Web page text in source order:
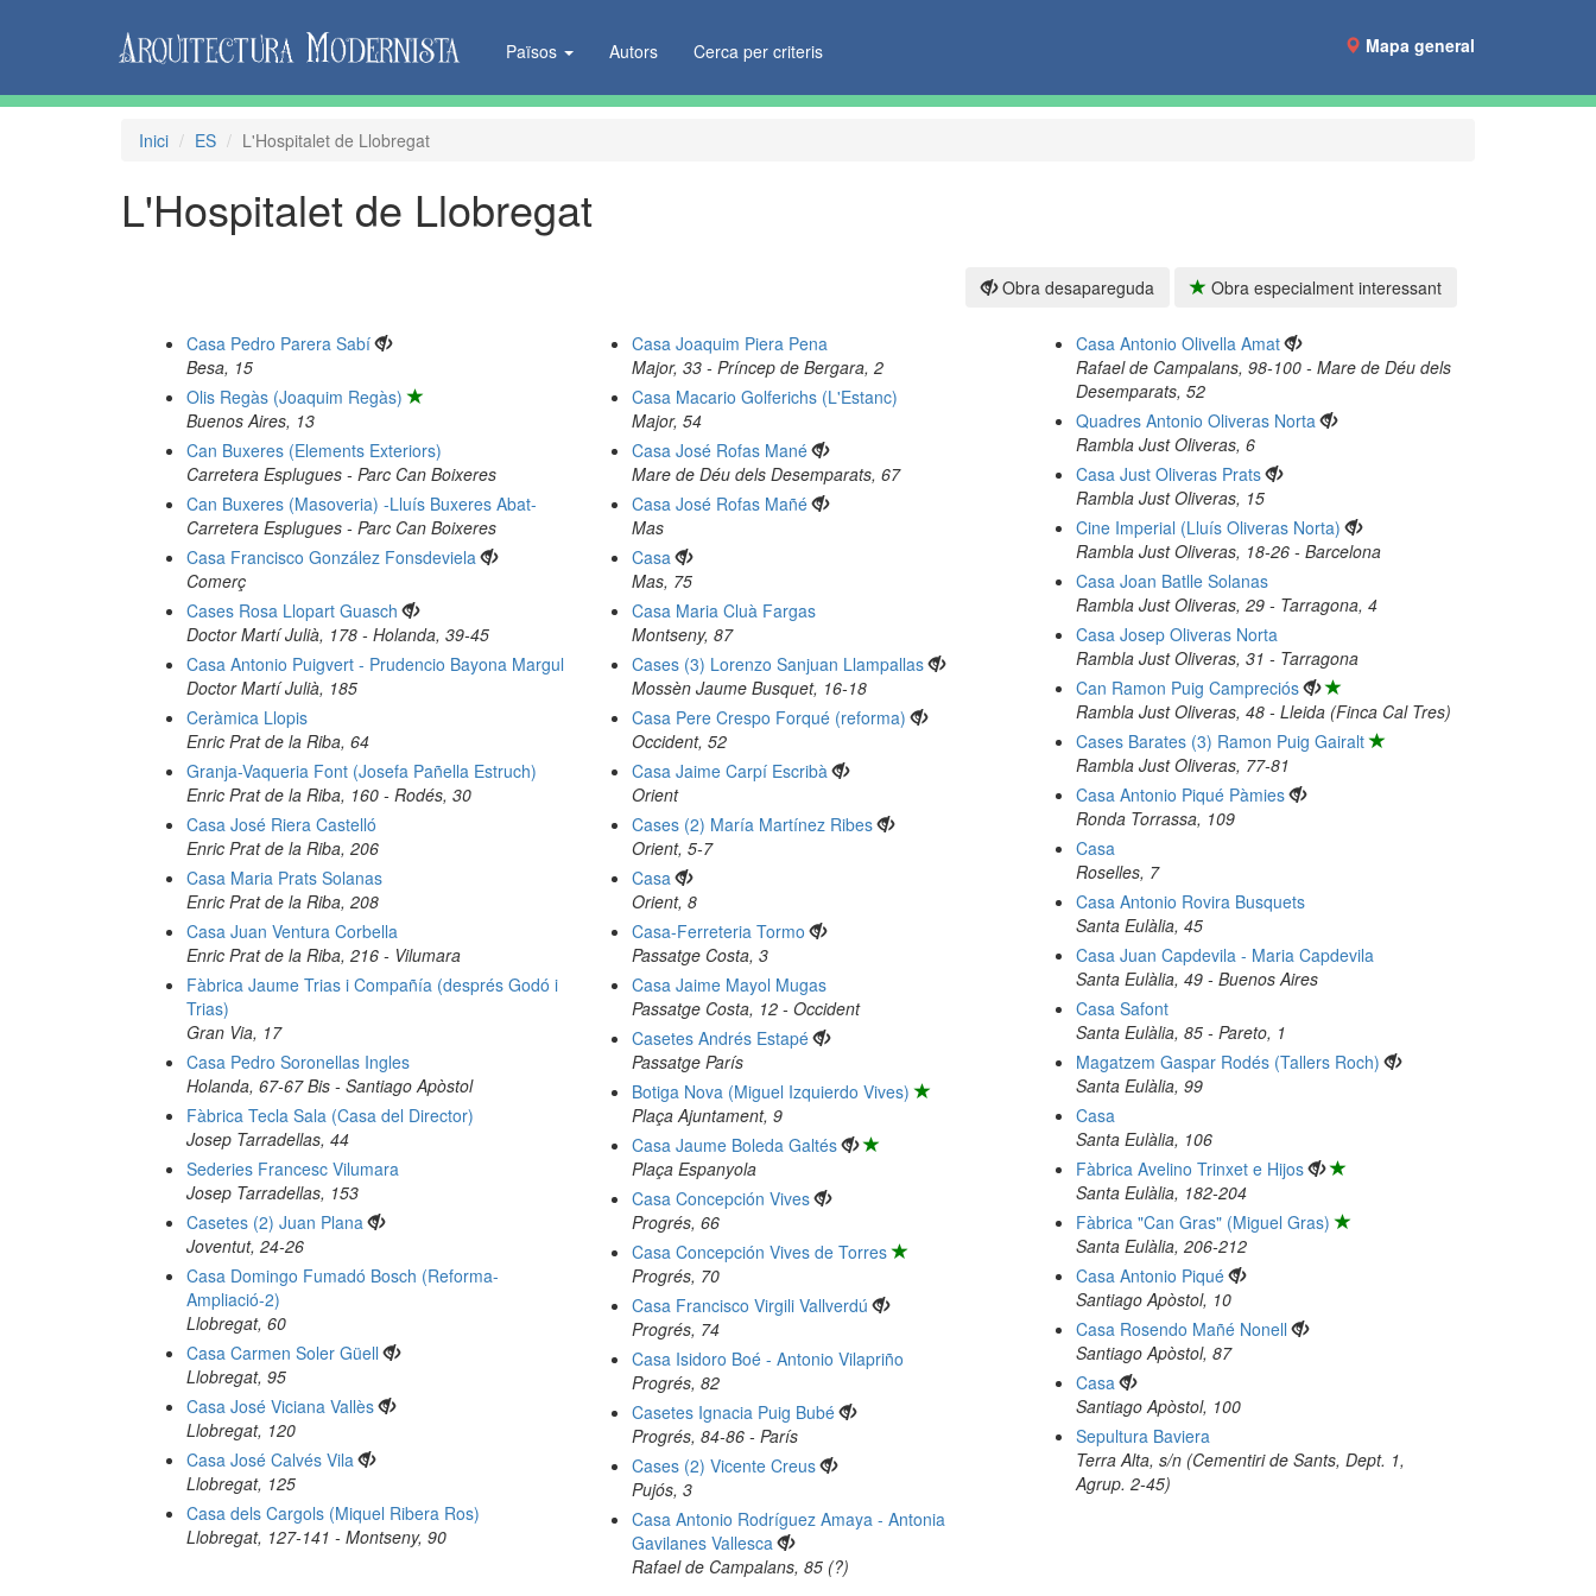
Països Autors Cerca per criteris Mapa general
Inici ES L'Hospitalet de Llobregat
L'Hospitalet de Llobregat
Obra desapareguda Obra especialment interessant
Casa Pedro Parera Sabí
Besa, 15
Olis Regàs (Joaquim Regàs)
Buenos Aires, 13
Can Buxeres (Elements Exteriors)
Carretera Esplugues - Parc Can Boixeres
Can Buxeres (Masoveria) -Lluís Buxeres Abat-
Carretera Esplugues - Parc Can Boixeres
Casa Francisco González Fonsdeviela
Comerç
Cases Rosa Llopart Guasch
Doctor Martí Julià, 178 - Holanda, 39-45
Casa Antonio Puigvert - Prudencio Bayona Margul
Doctor Martí Julià, 185
Ceràmica Llopis
Enric Prat de la Riba, 64
Granja-Vaqueria Font (Josefa Pañella Estruch)
Enric Prat de la Riba, 160 - Rodés, 30
Casa José Riera Castelló
Enric Prat de la Riba, 206
Casa Maria Prats Solanas
Enric Prat de la Riba, 208
Casa Juan Ventura Corbella
Enric Prat de la Riba, 216 - Vilumara
Fàbrica Jaume Trias i Compañía (després Godó i
Trias)
Gran Via, 17
Casa Pedro Soronellas Ingles
Holanda, 67-67 Bis - Santiago Apòstol
Fàbrica Tecla Sala (Casa del Director)
Josep Tarradellas, 44
Sederies Francesc Vilumara
Josep Tarradellas, 153
Casetes (2) Juan Plana
Joventut, 24-26
Casa Domingo Fumadó Bosch (Reforma-
Ampliació-2)
Llobregat, 60
Casa Carmen Soler Güell
Llobregat, 95
Casa José Viciana Vallès
Llobregat, 120
Casa José Calvés Vila
Llobregat, 125
Casa dels Cargols (Miquel Ribera Ros)
Llobregat, 127-141 - Montseny, 90
Casa Joaquim Piera Pena
Major, 33 - Príncep de Bergara, 2
Casa Macario Golferichs (L'Estanc)
Major, 54
Casa José Rofas Mané
Mare de Déu dels Desemparats, 67
Casa José Rofas Mañé
Mas
Casa
Mas, 75
Casa Maria Cluà Fargas
Montseny, 87
Cases (3) Lorenzo Sanjuan Llampallas
Mossèn Jaume Busquet, 16-18
Casa Pere Crespo Forqué (reforma)
Occident, 52
Casa Jaime Carpí Escribà
Orient
Cases (2) María Martínez Ribes
Orient, 5-7
Casa
Orient, 8
Casa-Ferreteria Tormo
Passatge Costa, 3
Casa Jaime Mayol Mugas
Passatge Costa, 12 - Occident
Casetes Andrés Estapé
Passatge París
Botiga Nova (Miguel Izquierdo Vives)
Plaça Ajuntament, 9
Casa Jaume Boleda Galtés
Plaça Espanyola
Casa Concepción Vives
Progrés, 66
Casa Concepción Vives de Torres
Progrés, 70
Casa Francisco Virgili Vallverdú
Progrés, 74
Casa Isidoro Boé - Antonio Vilapriño
Progrés, 82
Casetes Ignacia Puig Bubé
Progrés, 84-86 - París
Cases (2) Vicente Creus
Pujós, 3
Casa Antonio Rodríguez Amaya - Antonia
Gavilanes Vallesca
Rafael de Campalans, 85 (?)
Casa Antonio Olivella Amat
Rafael de Campalans, 98-100 - Mare de Déu dels
Desemparats, 52
Quadres Antonio Oliveras Norta
Rambla Just Oliveras, 6
Casa Just Oliveras Prats
Rambla Just Oliveras, 15
Cine Imperial (Lluís Oliveras Norta)
Rambla Just Oliveras, 18-26 - Barcelona
Casa Joan Batlle Solanas
Rambla Just Oliveras, 29 - Tarragona, 4
Casa Josep Oliveras Norta
Rambla Just Oliveras, 31 - Tarragona
Can Ramon Puig Campreciós
Rambla Just Oliveras, 48 - Lleida (Finca Cal Tres)
Cases Barates (3) Ramon Puig Gairalt
Rambla Just Oliveras, 77-81
Casa Antonio Piqué Pàmies
Ronda Torrassa, 109
Casa
Roselles, 7
Casa Antonio Rovira Busquets
Santa Eulàlia, 45
Casa Juan Capdevila - Maria Capdevila
Santa Eulàlia, 49 - Buenos Aires
Casa Safont
Santa Eulàlia, 85 - Pareto, 1
Magatzem Gaspar Rodés (Tallers Roch)
Santa Eulàlia, 99
Casa
Santa Eulàlia, 106
Fàbrica Avelino Trinxet e Hijos
Santa Eulàlia, 182-204
Fàbrica "Can Gras" (Miguel Gras)
Santa Eulàlia, 206-212
Casa Antonio Piqué
Santiago Apòstol, 10
Casa Rosendo Mañé Nonell
Santiago Apòstol, 87
Casa
Santiago Apòstol, 100
Sepultura Baviera
Terra Alta, s/n (Cementiri de Sants, Dept. 1,
Agrup. 2-45)